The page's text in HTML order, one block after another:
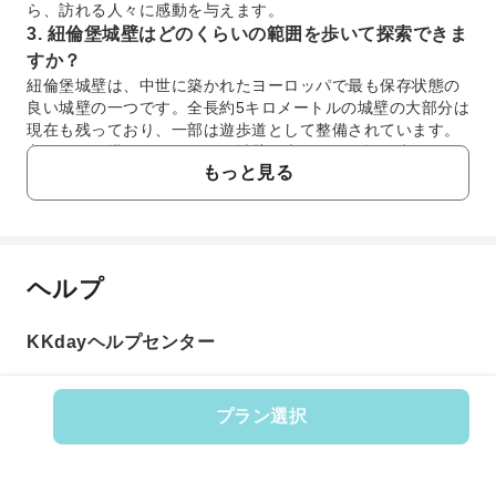
プラン選択
ら、訪れる人々に感動を与えます。
3. 紐倫堡城壁はどのくらいの範囲を歩いて探索できま
すか？
紐倫堡城壁は、中世に築かれたヨーロッパで最も保存状態の
良い城壁の一つです。全長約5キロメートルの城壁の大部分は
現在も残っており、一部は遊歩道として整備されています。
主要な門や塔を巡りながら、城壁の上やその周辺を歩くこと
ができ、旧市街の美しい景色や街の歴史を異なる視点から楽
しむことができます。
紐倫堡舊城區のウォーキングツアーでは、市の中心部にある
ハウプトマルクト広場からスタートし、美しい美しの泉、歴
ブルク城への坂道を上り、城からの壮大な眺めを堪能するこ
5. 紐倫堡舊城區のウォーキングツアーに最適な時期は
いつですか？
もっと見る
よくあるご質問
1. 紐倫堡舊城區の散策は初心者でも楽しめます
紐倫堡舊城區は、石畳の道や歴史的な建造物が立ち並ぶ
魅力的なエリアで、比較的平坦な地形が多いため、初心
者の方でも十分に楽しめます。主要な見どころは徒歩圏
ヘルプ
KKdayヘルプセンター
商品番号: 612919